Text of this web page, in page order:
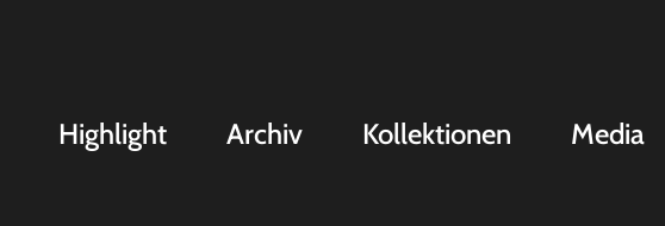
Highlight Archiv Kollektionen Media